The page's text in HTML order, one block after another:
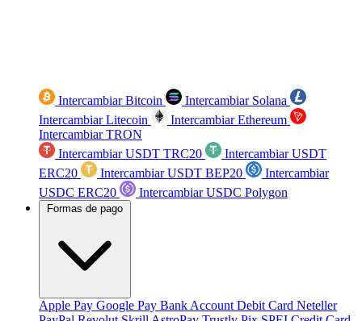
Intercambiar Bitcoin
Intercambiar Solana
Intercambiar Litecoin
Intercambiar Ethereum
Intercambiar TRON
Intercambiar USDT TRC20
Intercambiar USDT
ERC20
Intercambiar USDT BEP20
Intercambiar
USDC ERC20
Intercambiar USDC Polygon
Formas de pago
Apple Pay Google Pay Bank Account Debit Card Neteller